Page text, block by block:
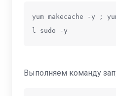
yum makecache -y ;
l sudo -y
Выполняем команду